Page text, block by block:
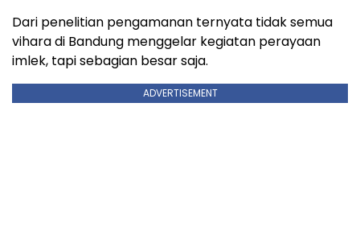
Dari penelitian pengamanan ternyata tidak semua
vihara di Bandung menggelar kegiatan perayaan
imlek, tapi sebagian besar saja.
ADVERTISEMENT